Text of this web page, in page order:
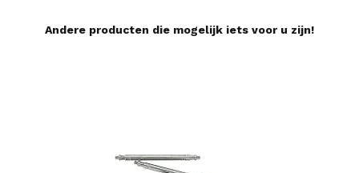
Andere producten die mogelijk iets voor u zijn!